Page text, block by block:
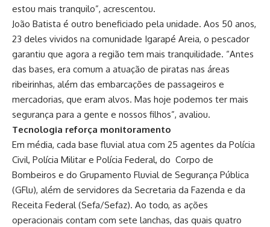
estou mais tranquilo”, acrescentou.
João Batista é outro beneficiado pela unidade. Aos 50 anos,
23 deles vividos na comunidade Igarapé Areia, o pescador
garantiu que agora a região tem mais tranquilidade. “Antes
das bases, era comum a atuação de piratas nas áreas
ribeirinhas, além das embarcações de passageiros e
mercadorias, que eram alvos. Mas hoje podemos ter mais
segurança para a gente e nossos filhos”, avaliou.
Tecnologia reforça monitoramento
Em média, cada base fluvial atua com 25 agentes da Polícia
Civil, Polícia Militar e Polícia Federal, do Corpo de
Bombeiros e do Grupamento Fluvial de Segurança Pública
(GFlu), além de servidores da Secretaria da Fazenda e da
Receita Federal (Sefa/Sefaz). Ao todo, as ações
operacionais contam com sete lanchas, das quais quatro